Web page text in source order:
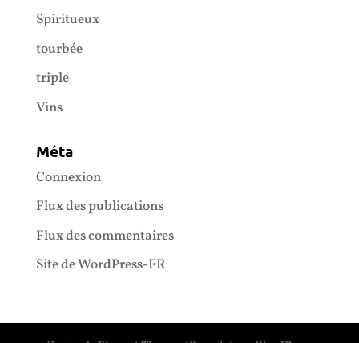
Spiritueux
tourbée
triple
Vins
Méta
Connexion
Flux des publications
Flux des commentaires
Site de WordPress-FR